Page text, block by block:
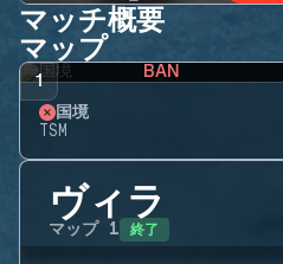
マッチ概要
マップ
1 BAN
国境
TSM
ヴィラ
マップ 1 終了